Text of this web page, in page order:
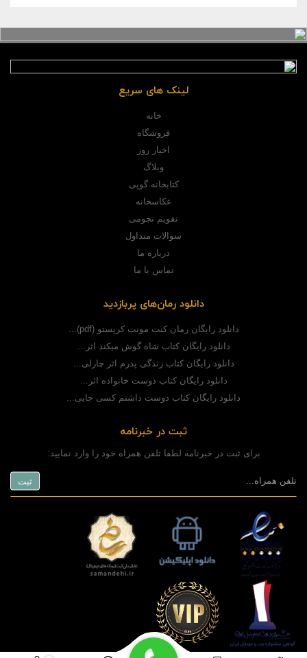
لینک های سریع
خانه
فروشگاه
اخبار روز
وبلاگ
کتابخانه گوپی
عکاسخانه
تقویم نجومی
سوالات متداول
درباره ما
تماس با ما
دانلود رمان‌های پربازدید
دانلود رایگان رمان کنت مونت کریستو (pdf)...
دانلود رایگان کتاب شاه گوش میکند اثر...
دانلود رایگان کتاب زندگی پدرم اثر چارلی...
دانلود رایگان کتاب دوست خانواده اثر...
دانلود رایگان کتاب دوست داشتم کسی جایی...
ثبت در خبرنامه
برای ثبت در خبرنامه لطفا تلفن همراه خود را وارد نمایید: